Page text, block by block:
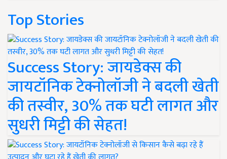
Top Stories
Success Story: जायडेक्स की
जायटॉनिक टेक्नोलॉजी ने बदली खेती
की तस्वीर, 30% तक घटी लागत और
सुधरी मिट्टी की सेहत!